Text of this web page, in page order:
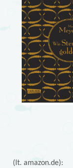
(lt. amazon.de):